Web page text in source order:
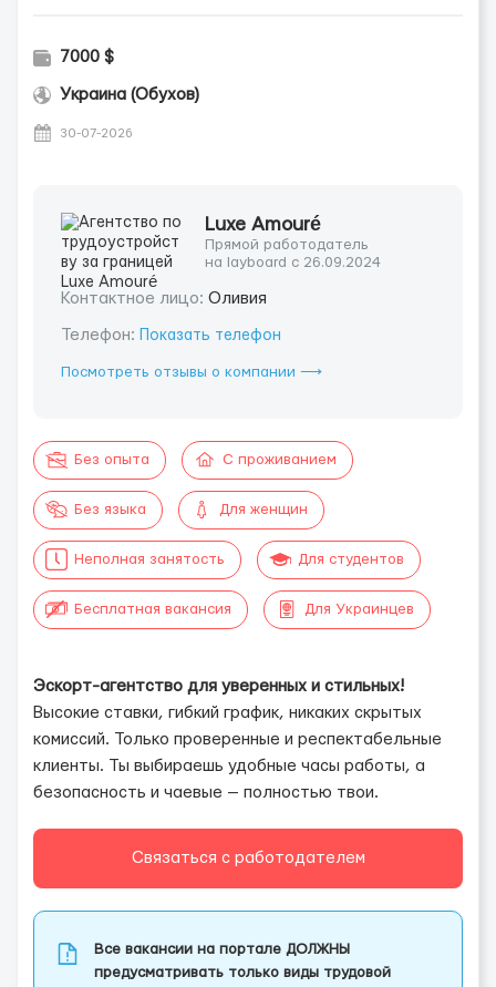
7000 $
Украина (Обухов)
30-07-2026
Luxe Amouré
Прямой работодатель
на layboard с 26.09.2024
Контактное лицо: Оливия
Телефон: Показать телефон
Посмотреть отзывы о компании ⟶
Без опыта С проживанием
Без языка Для женщин
Неполная занятость Для студентов
Бесплатная вакансия Для Украинцев
Эскорт-агентство для уверенных и стильных!
Высокие ставки, гибкий график, никаких скрытых
комиссий. Только проверенные и респектабельные
клиенты. Ты выбираешь удобные часы работы, а
безопасность и чаевые — полностью твои.
Связаться с работодателем
Все вакансии на портале ДОЛЖНЫ
предусматривать только виды трудовой